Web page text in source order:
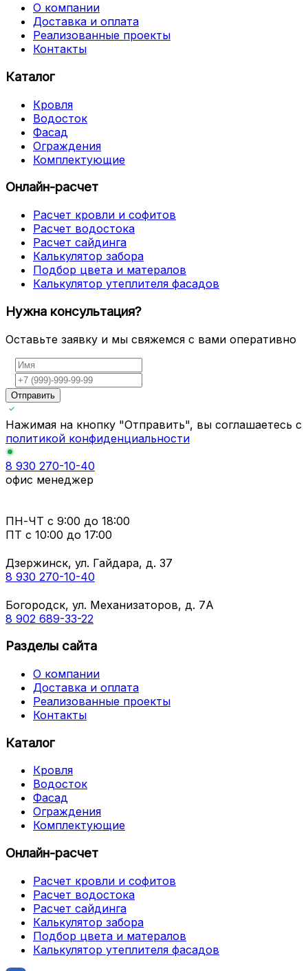
О компании
Доставка и оплата
Реализованные проекты
Контакты
Каталог
Кровля
Водосток
Фасад
Ограждения
Комплектующие
Онлайн-расчет
Расчет кровли и софитов
Расчет водостока
Расчет сайдинга
Калькулятор забора
Подбор цвета и матералов
Калькулятор утеплителя фасадов
Нужна консультация?
Оставьте заявку и мы свяжемся с вами оперативно
Отправить
Нажимая на кнопку "Отправить", вы соглашаетесь с
политикой конфиденциальности
8 930 270-10-40
офис менеджер
ПН-ЧТ с 9:00 до 18:00
ПТ с 10:00 до 17:00
Дзержинск, ул. Гайдара, д. 37
8 930 270-10-40
Богородск, ул. Механизаторов, д. 7А
8 902 689-33-22
Разделы сайта
О компании
Доставка и оплата
Реализованные проекты
Контакты
Каталог
Кровля
Водосток
Фасад
Ограждения
Комплектующие
Онлайн-расчет
Расчет кровли и софитов
Расчет водостока
Расчет сайдинга
Калькулятор забора
Подбор цвета и матералов
Калькулятор утеплителя фасадов